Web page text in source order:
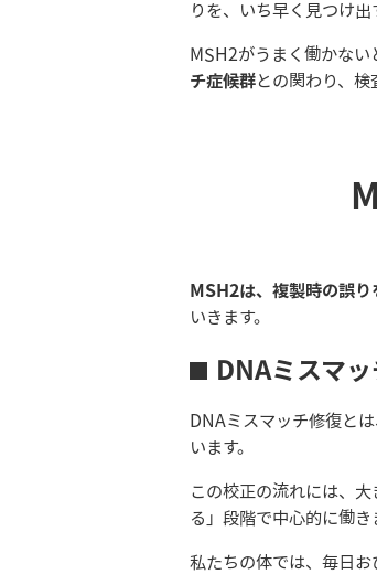
りを、いち早く見つけ出
MSH2がうまく働かない
チ症候群との関わり、
MSH2は、複製時の誤り
いきます。
DNAミスマ
DNAミスマッチ修復と
います。
この校正の流れには、
る」段階で中心的に働き
私たちの体では、毎日